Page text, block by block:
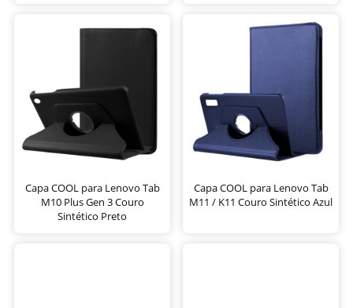
Capa COOL para Lenovo Tab
M10 Plus Gen 3 Couro
Sintético Preto
Capa COOL para Lenovo Tab
M11 / K11 Couro Sintético Azul